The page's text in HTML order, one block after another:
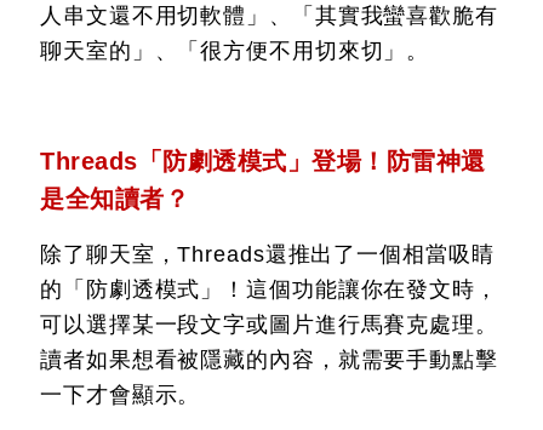
人串文還不用切軟體」、「其實我蠻喜歡脆有
聊天室的」、「很方便不用切來切」。
Threads「防劇透模式」登場！防雷神還
是全知讀者？
除了聊天室，Threads還推出了一個相當吸睛
的「防劇透模式」！這個功能讓你在發文時，
可以選擇某一段文字或圖片進行馬賽克處理。
讀者如果想看被隱藏的內容，就需要手動點擊
一下才會顯示。